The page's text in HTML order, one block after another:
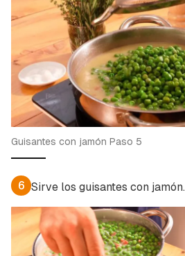
Guisantes con jamón Paso 5
6 Sirve los guisantes con jamón.